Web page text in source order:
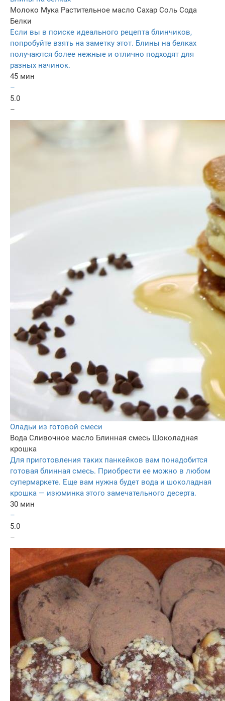
Молоко Мука Растительное масло Сахар Соль Сода
Белки
Если вы в поиске идеального рецепта блинчиков,
попробуйте взять на заметку этот. Блины на белках
получаются более нежные и отлично подходят для
разных начинок.
45 мин
–
5.0
–
Оладьи из готовой смеси
Вода Сливочное масло Блинная смесь Шоколадная
крошка
Для приготовления таких панкейков вам понадобится
готовая блинная смесь. Приобрести ее можно в любом
супермаркете. Еще вам нужна будет вода и шоколадная
крошка — изюминка этого замечательного десерта.
30 мин
–
5.0
–